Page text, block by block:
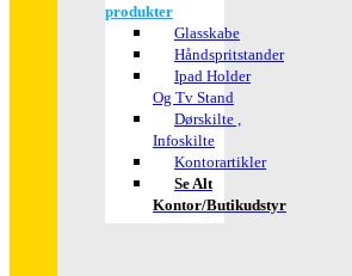
produkter
Glasskabe
Håndspritstander
Ipad Holder
Og Tv Stand
Dørskilte ,
Infoskilte
Kontorartikler
Se Alt
Kontor/butikudstyr